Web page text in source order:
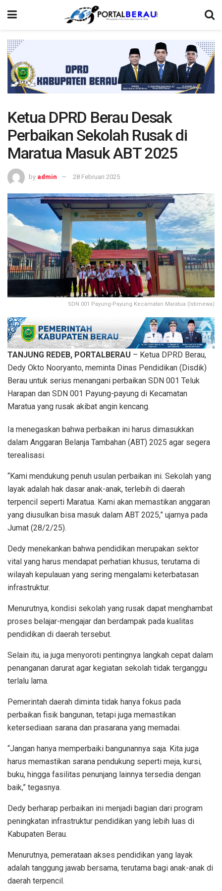
Ketua DPRD Berau Desak
Perbaikan Sekolah Rusak di
Maratua Masuk ABT 2025
by admin 28 Februari 2025
SDN 001 Payung-Payung Kecamatan Maratua (Istimewa)
TANJUNG REDEB, PORTALBERAU – Ketua DPRD Berau,
Dedy Okto Nooryanto, meminta Dinas Pendidikan (Disdik)
Berau untuk serius menangani perbaikan SDN 001 Teluk
Harapan dan SDN 001 Payung-payung di Kecamatan
Maratua yang rusak akibat angin kencang.
Ia menegaskan bahwa perbaikan ini harus dimasukkan
dalam Anggaran Belanja Tambahan (ABT) 2025 agar segera
terealisasi.
“Kami mendukung penuh usulan perbaikan ini. Sekolah yang
layak adalah hak dasar anak-anak, terlebih di daerah
terpencil seperti Maratua. Kami akan memastikan anggaran
yang diusulkan bisa masuk dalam ABT 2025,” ujarnya pada
Jumat (28/2/25).
Dedy menekankan bahwa pendidikan merupakan sektor
vital yang harus mendapat perhatian khusus, terutama di
wilayah kepulauan yang sering mengalami keterbatasan
infrastruktur.
Menurutnya, kondisi sekolah yang rusak dapat menghambat
proses belajar-mengajar dan berdampak pada kualitas
pendidikan di daerah tersebut.
Selain itu, ia juga menyoroti pentingnya langkah cepat dalam
penanganan darurat agar kegiatan sekolah tidak terganggu
terlalu lama.
Pemerintah daerah diminta tidak hanya fokus pada
perbaikan fisik bangunan, tetapi juga memastikan
ketersediaan sarana dan prasarana yang memadai.
“Jangan hanya memperbaiki bangunannya saja. Kita juga
harus memastikan sarana pendukung seperti meja, kursi,
buku, hingga fasilitas penunjang lainnya tersedia dengan
baik,” tegasnya.
Dedy berharap perbaikan ini menjadi bagian dari program
peningkatan infrastruktur pendidikan yang lebih luas di
Kabupaten Berau.
Menurutnya, pemerataan akses pendidikan yang layak
adalah tanggung jawab bersama, terutama bagi anak-anak di
daerah terpencil.